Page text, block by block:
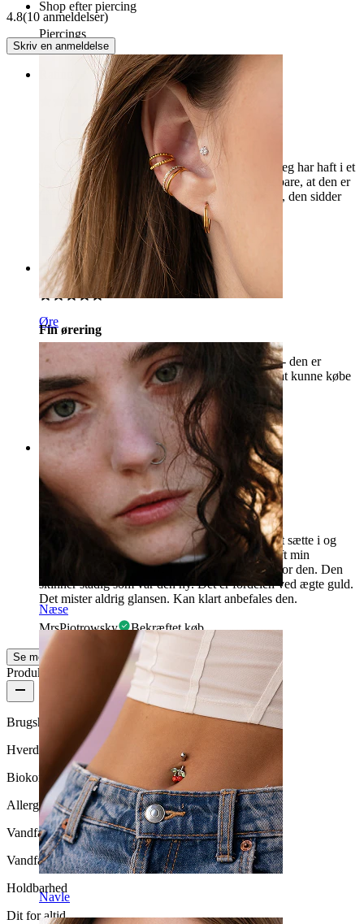
Shop efter piercing
Piercings
Øre
Næse
Navle
4.8(10 anmeldelser)
Skriv en anmeldelse
Så glad for den!
Jeg har været så glad for denne næsering, som jeg har haft i et
lille halvt års tid. Det eneste lille “men” er dog bare, at den er
lidt svær at lukke i, men det betyder til gengæld, den sidder
ekstra godt fast og ikke har i sinde at falde ud
Gry Aviaya
Bekræftet køb
Rating
Fin ørering
Jeg synes, at øreringen er svær at twiste tilbage - den er
virkelig hård, men ellers super smuk og dejligt at kunne købe
denne i 14k, så den holder forevigt.
JRP
Bekræftet køb
Rating
Smuk næsering
Helt igennem perfekt og enkel næsering, nem at sætte i og
lukke igen uden den bliver skæv. Jeg har nu haft min
næsering i ca 1 års tid og er stadig utrolig glad for den. Den
skinner stadig som var den ny. Det er fordelen ved ægte guld.
Det mister aldrig glansen. Kan klart anbefales den.
MrsPiotrowsky Bekræftet køb
Se mere
Produktkvalitet
Brugshyppighed
Hverdagsbrug
Biokompatibilitet
Allergivenlig
Vandfasthed
Vandfast
Holdbarhed
Dit for altid